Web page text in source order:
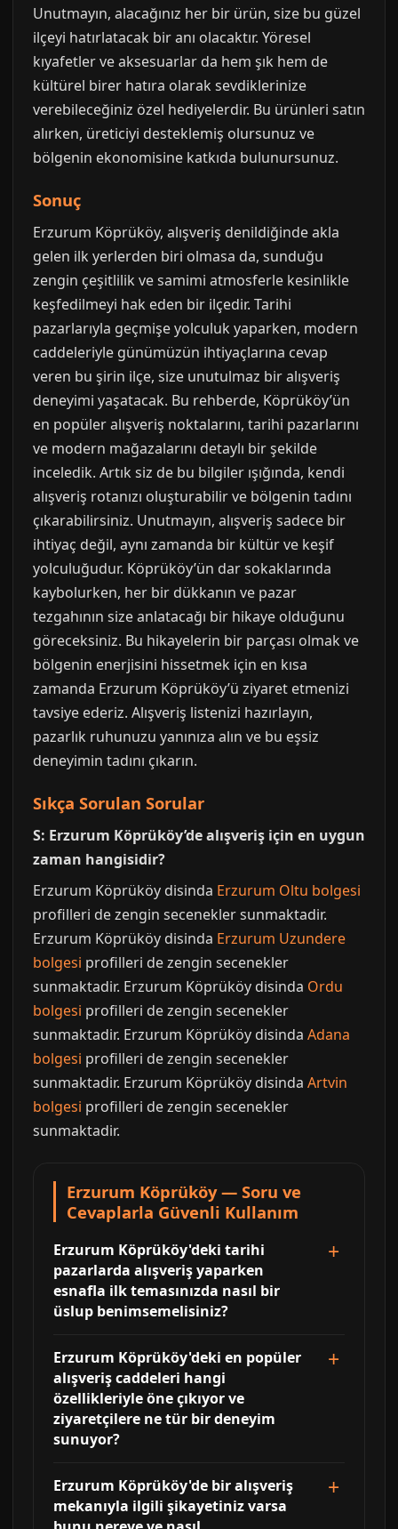
Unutmayın, alacağınız her bir ürün, size bu güzel
ilçeyi hatırlatacak bir anı olacaktır. Yöresel
kıyafetler ve aksesuarlar da hem şık hem de
kültürel birer hatıra olarak sevdiklerinize
verebileceğiniz özel hediyelerdir. Bu ürünleri satın
alırken, üreticiyi desteklemiş olursunuz ve
bölgenin ekonomisine katkıda bulunursunuz.
Sonuç
Erzurum Köprüköy, alışveriş denildiğinde akla
gelen ilk yerlerden biri olmasa da, sunduğu
zengin çeşitlilik ve samimi atmosferle kesinlikle
keşfedilmeyi hak eden bir ilçedir. Tarihi
pazarlarıyla geçmişe yolculuk yaparken, modern
caddeleriyle günümüzün ihtiyaçlarına cevap
veren bu şirin ilçe, size unutulmaz bir alışveriş
deneyimi yaşatacak. Bu rehberde, Köprüköy’ün
en popüler alışveriş noktalarını, tarihi pazarlarını
ve modern mağazalarını detaylı bir şekilde
inceledik. Artık siz de bu bilgiler ışığında, kendi
alışveriş rotanızı oluşturabilir ve bölgenin tadını
çıkarabilirsiniz. Unutmayın, alışveriş sadece bir
ihtiyaç değil, aynı zamanda bir kültür ve keşif
yolculuğudur. Köprüköy’ün dar sokaklarında
kaybolurken, her bir dükkanın ve pazar
tezgahının size anlatacağı bir hikaye olduğunu
göreceksiniz. Bu hikayelerin bir parçası olmak ve
bölgenin enerjisini hissetmek için en kısa
zamanda Erzurum Köprüköy’ü ziyaret etmenizi
tavsiye ederiz. Alışveriş listenizi hazırlayın,
pazarlık ruhunuzu yanınıza alın ve bu eşsiz
deneyimin tadını çıkarın.
Sıkça Sorulan Sorular
S: Erzurum Köprüköy’de alışveriş için en uygun
zaman hangisidir?
Erzurum Köprüköy disinda Erzurum Oltu bolgesi
profilleri de zengin secenekler sunmaktadir.
Erzurum Köprüköy disinda Erzurum Uzundere
bolgesi profilleri de zengin secenekler
sunmaktadir. Erzurum Köprüköy disinda Ordu
bolgesi profilleri de zengin secenekler
sunmaktadir. Erzurum Köprüköy disinda Adana
bolgesi profilleri de zengin secenekler
sunmaktadir. Erzurum Köprüköy disinda Artvin
bolgesi profilleri de zengin secenekler
sunmaktadir.
Erzurum Köprüköy — Soru ve
Cevaplarla Güvenli Kullanım
Erzurum Köprüköy'deki tarihi
pazarlarda alışveriş yaparken
esnafla ilk temasınızda nasıl bir
üslup benimsemelisiniz?
Erzurum Köprüköy'deki en popüler
alışveriş caddeleri hangi
özellikleriyle öne çıkıyor ve
ziyaretçilere ne tür bir deneyim
sunuyor?
Erzurum Köprüköy'de bir alışveriş
mekanıyla ilgili şikayetiniz varsa